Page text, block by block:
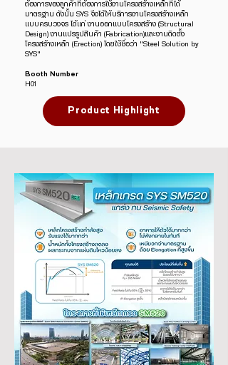
ต้องการของลูกค้าที่ต้องการใช้งานโครงสร้างเหล็กที่ได้
มาตรฐาน ดังนั้น SYS จึงได้ให้บริการงานโครงสร้างเหล็ก
แบบครบวงจร ได้แก่ งานออกแบบโครงสร้าง (Structural
Design) งานแปรรูปสินค้า (Fabrication)และงานติดตั้ง
โครงสร้างเหล็ก (Erection) โดยใช้ชื่อว่า "Steel Solution by
SYS"
Booth Number
H01
Product Highlight